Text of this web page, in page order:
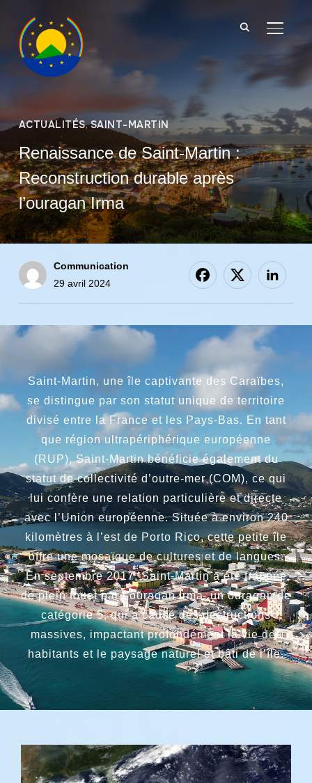
ACTUALITÉS,SAINT-MARTIN
Renaissance de Saint-Martin :
Reconstruction durable après
l’ouragan Irma
Communication
29 avril 2024
Saint-Martin, une île captivante des Caraïbes,
se distingue par son statut unique de territoire
divisé entre la France et les Pays-Bas. En tant
que région ultrapériphérique européenne
(RUP), Saint-Martin bénéficie également du
statut de collectivité d’outre-mer (COM), ce qui
lui confère une relation particulière et directe
avec l’Union européenne. Située à environ 240
kilomètres à l’est de Porto Rico, cette petite île
offre une mosaïque de cultures et de langues.
En septembre 2017, Saint-Martin a été frappée
de plein fouet par l’ouragan Irma, un ouragan de
catégorie 5, qui a causé des destructions
massives, impactant profondément la vie des
habitants et le paysage naturel et bâti de l’île.